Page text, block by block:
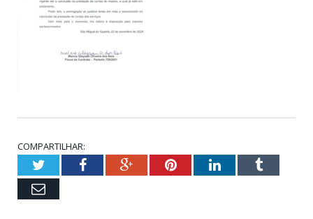
COMPARTILHAR:
TwitterFacebookGoogle+PinterestLinkedInTumblr
Email